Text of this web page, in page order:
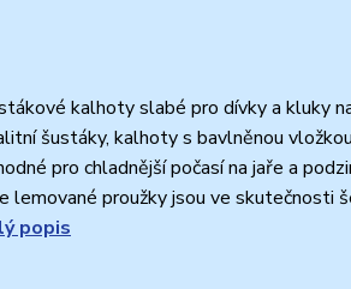
kalhoty slabé pro dívky a kluky
šustáky, kalhoty s bavlněnou
pro chladnější počasí na jaře a
lemované proužky jsou ve skutečnosti
popis